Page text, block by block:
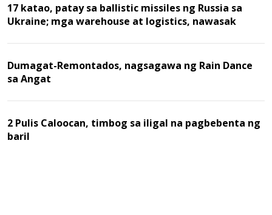
17 katao, patay sa ballistic missiles ng Russia sa
Ukraine; mga warehouse at logistics, nawasak
Dumagat-Remontados, nagsagawa ng Rain Dance
sa Angat
2 Pulis Caloocan, timbog sa iligal na pagbebenta ng
baril